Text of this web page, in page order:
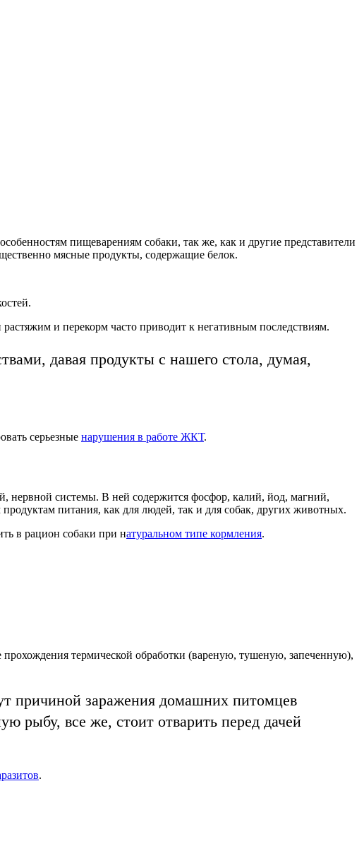
пищеварениям собаки, так же, как и другие представители
мясные продукты, содержащие белок.
и перекорм часто приводит к негативным последствиям.
давая продукты с нашего стола, думая,
серьезные нарушения в работе ЖКТ.
нервной системы. В ней содержится фосфор, калий, йод, магний,
питания, как для людей, так и для собак, других животных.
в рацион собаки при натуральном типе кормления.
термической обработки (вареную, тушеную, запеченную),
причиной заражения домашних питомцев
рыбу, все же, стоит отварить перед дачей
.